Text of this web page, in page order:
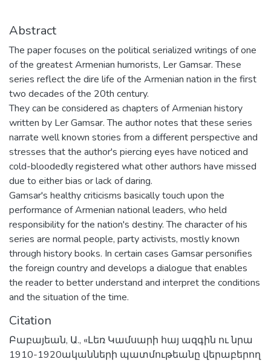
Abstract
The paper focuses on the political serialized writings of one
of the greatest Armenian humorists, Ler Gamsar. These
series reflect the dire life of the Armenian nation in the first
two decades of the 20th century.
They can be considered as chapters of Armenian history
written by Ler Gamsar. The author notes that these series
narrate well known stories from a different perspective and
stresses that the author's piercing eyes have noticed and
cold-bloodedly registered what other authors have missed
due to either bias or lack of daring.
Gamsar's healthy criticisms basically touch upon the
performance of Armenian national leaders, who held
responsibility for the nation's destiny. The character of his
series are normal people, party activists, mostly known
through history books. In certain cases Gamsar personifies
the foreign country and develops a dialogue that enables
the reader to better understand and interpret the conditions
and the situation of the time.
Citation
Բաբայեան, Ա., «Լեռ Կամսարի հայ ազգին ու նրա
1910-1920ականների պատմութեանը վերաբերող